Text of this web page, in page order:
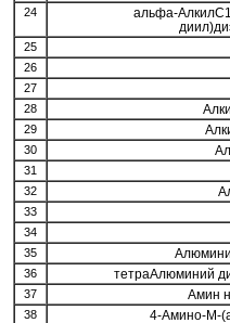
24
альфа-
25
26
27
28
29
30
31
32
33
34
35
36 тетраАлюминий
37 Амин
38 4-Амино-М-